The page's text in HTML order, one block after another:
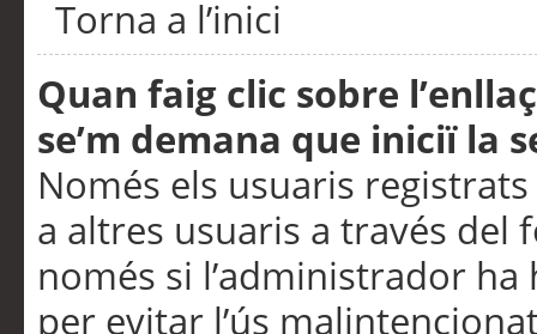
Torna a l’inici
Quan faig clic sobre
se’m demana que iniciï la
Només els usuaris
a altres usuaris a través
només si l’administrador
per evitar l’ús